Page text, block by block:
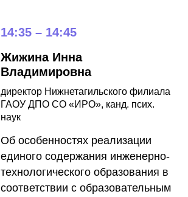
14:35 – 14:45
Жижина Инна
Владимировна
директор Нижнетагильского филиала
ГАОУ ДПО СО «ИРО», канд. псих.
наук
Об особенностях реализации
единого содержания инженерно-
технологического образования в
соответствии с образовательным